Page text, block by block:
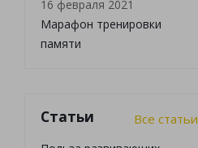
16 февраля 2021
Марафон тренировки
памяти
Статьи Все статьи